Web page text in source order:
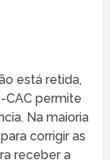
está retida,
CAC permite
Na maioria
corrigir as
receber a